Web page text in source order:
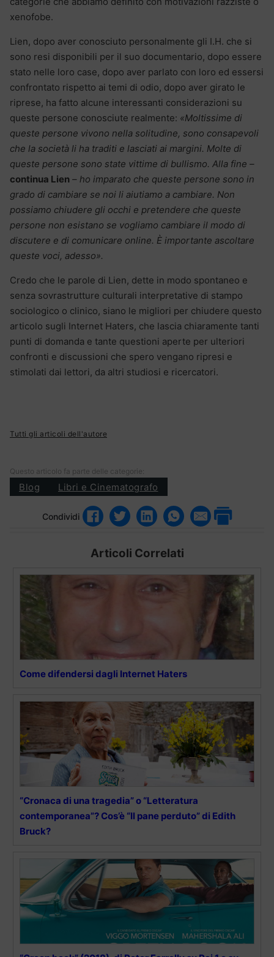
xenofobe.
Lien, dopo aver conosciuto personalmente gli I.H. che si
sono resi disponibili per il suo documentario, dopo essere
stato nelle loro case, dopo aver parlato con loro ed essersi
confrontato rispetto ai temi di odio, dopo aver girato le
riprese, ha fatto alcune interessanti considerazioni su
queste persone conosciute realmente: «Moltissime di
queste persone vivono nella solitudine, sono consapevoli
che la società li ha traditi e lasciati ai margini. Molte di
queste persone sono state vittime di bullismo. Alla fine –
continua Lien – ho imparato che queste persone sono in
grado di cambiare se noi li aiutiamo a cambiare. Non
possiamo chiudere gli occhi e pretendere che queste
persone non esistano se vogliamo cambiare il modo di
discutere e di comunicare online. È importante ascoltare
queste voci, adesso».
Credo che le parole di Lien, dette in modo spontaneo e
senza sovrastrutture culturali interpretative di stampo
sociologico o clinico, siano le migliori per chiudere questo
articolo sugli Internet Haters, che lascia chiaramente tanti
punti di domanda e tante questioni aperte per ulteriori
confronti e discussioni che spero vengano ripresi e
stimolati dai lettori, da altri studiosi e ricercatori.
Tutti gli articoli dell'autore
Questo articolo fa parte delle categorie:
Blog Libri e Cinematografo
Condividi
Articoli Correlati
Come difendersi dagli Internet Haters
“Cronaca di una tragedia” o “Letteratura
contemporanea”? Cos’è “Il pane perduto” di Edith
Bruck?